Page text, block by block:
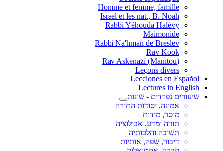
Homme et femme, famille
Israel et les nat., B. Noah
Rabbi Yéhouda Halévy
Maimonide
Rabbi Na'hman de Breslev
Rav Kook
(Rav Askenazi (Manitou
Leçons divers
Lecciones en Español
Lectures in English
שיעורים נפרדים - שונות
אמונה, יסודות התורה
מוסר, מידות
תורה ומדע, אבולוציה
תשובה והלכותיה
דיבור, שפה, אותיות